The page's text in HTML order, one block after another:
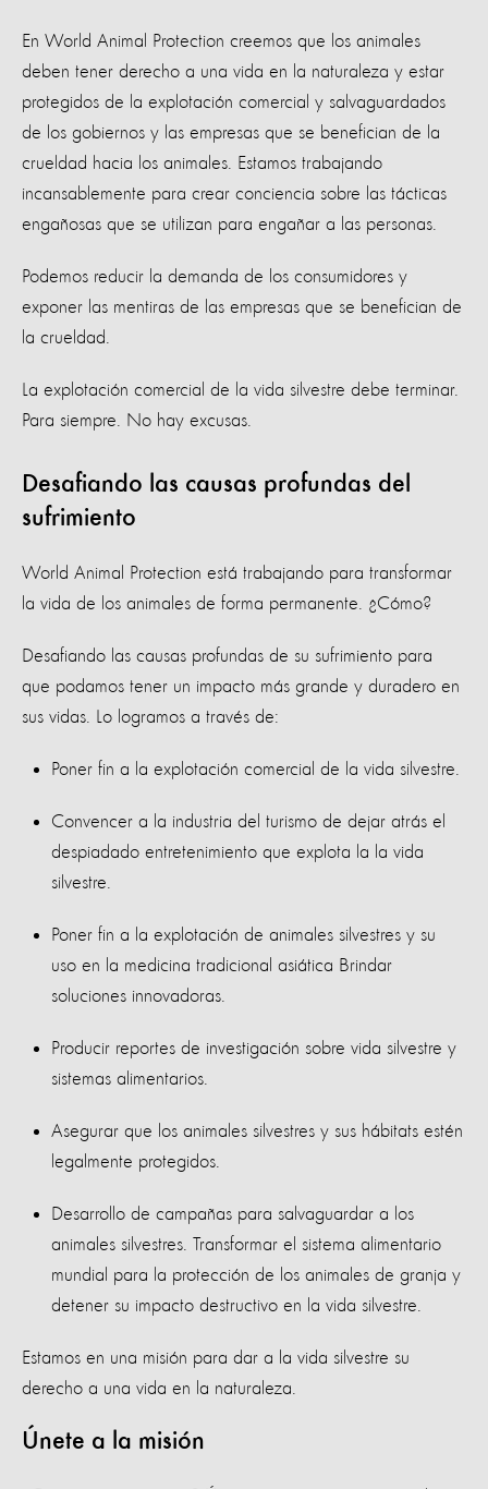
En World Animal Protection creemos que los animales
deben tener derecho a una vida en la naturaleza y estar
protegidos de la explotación comercial y salvaguardados
de los gobiernos y las empresas que se benefician de la
crueldad hacia los animales. Estamos trabajando
incansablemente para crear conciencia sobre las tácticas
engañosas que se utilizan para engañar a las personas.
Podemos reducir la demanda de los consumidores y
exponer las mentiras de las empresas que se benefician de
la crueldad.
La explotación comercial de la vida silvestre debe terminar.
Para siempre. No hay excusas.
Desafiando las causas profundas del
sufrimiento
World Animal Protection está trabajando para transformar
la vida de los animales de forma permanente. ¿Cómo?
Desafiando las causas profundas de su sufrimiento para
que podamos tener un impacto más grande y duradero en
sus vidas. Lo logramos a través de:
Poner fin a la explotación comercial de la vida silvestre.
Convencer a la industria del turismo de dejar atrás el
despiadado entretenimiento que explota la la vida
silvestre.
Poner fin a la explotación de animales silvestres y su
uso en la medicina tradicional asiática Brindar
soluciones innovadoras.
Producir reportes de investigación sobre vida silvestre y
sistemas alimentarios.
Asegurar que los animales silvestres y sus hábitats estén
legalmente protegidos.
Desarrollo de campañas para salvaguardar a los
animales silvestres. Transformar el sistema alimentario
mundial para la protección de los animales de granja y
detener su impacto destructivo en la vida silvestre.
Estamos en una misión para dar a la vida silvestre su
derecho a una vida en la naturaleza.
Únete a la misión